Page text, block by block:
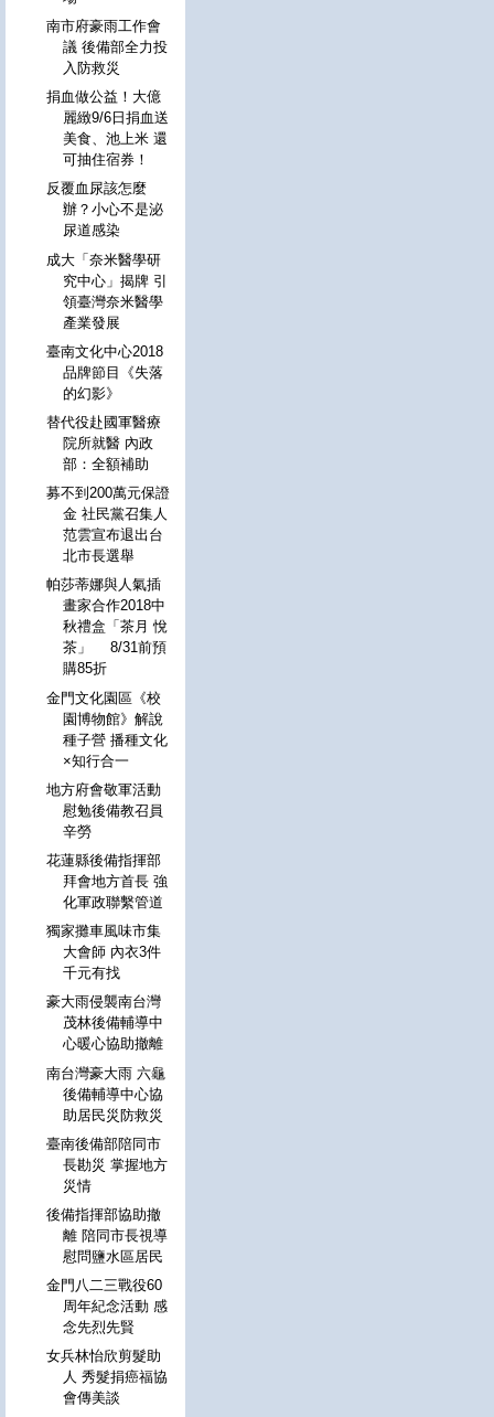
南市府豪雨工作會
議 後備部全力投
入防救災
捐血做公益！大億
麗緻9/6日捐血送
美食、池上米 還
可抽住宿券！
反覆血尿該怎麼
辦？小心不是泌
尿道感染
成大「奈米醫學研
究中心」揭牌 引
領臺灣奈米醫學
產業發展
臺南文化中心2018
品牌節目《失落
的幻影》
替代役赴國軍醫療
院所就醫 內政
部：全額補助
募不到200萬元保證
金 社民黨召集人
范雲宣布退出台
北市長選舉
帕莎蒂娜與人氣插
畫家合作2018中
秋禮盒「茶月 悅
茶」 8/31前預
購85折
金門文化園區《校
園博物館》解說
種子營 播種文化
×知行合一
地方府會敬軍活動
慰勉後備教召員
辛勞
花蓮縣後備指揮部
拜會地方首長 強
化軍政聯繫管道
獨家攤車風味市集
大會師 內衣3件
千元有找
豪大雨侵襲南台灣
茂林後備輔導中
心暖心協助撤離
南台灣豪大雨 六龜
後備輔導中心協
助居民災防救災
臺南後備部陪同市
長勘災 掌握地方
災情
後備指揮部協助撤
離 陪同市長視導
慰問鹽水區居民
金門八二三戰役60
周年紀念活動 感
念先烈先賢
女兵林怡欣剪髮助
人 秀髮捐癌福協
會傳美談